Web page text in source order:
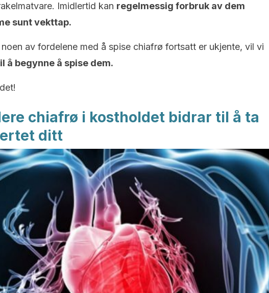
Imidlertid kan regelmessig forbruk av dem
sunt vekttap.
av fordelene med å spise chiafrø fortsatt er ukjente, vil vi
å begynne å spise dem.
chiafrø i kostholdet bidrar til å ta
ditt